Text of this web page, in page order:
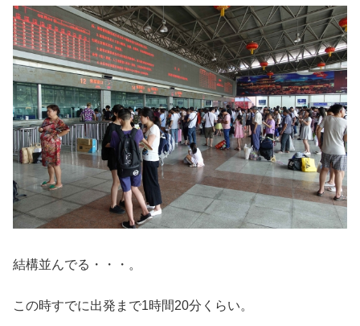
結構並んでる・・・。
この時すでに出発まで1時間20分くらい。